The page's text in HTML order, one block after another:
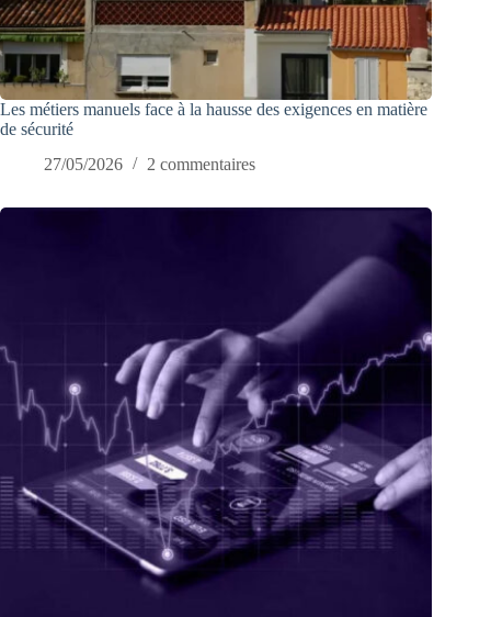
Les métiers manuels face à la hausse des exigences en matière
de sécurité
27/05/2026
2 commentaires